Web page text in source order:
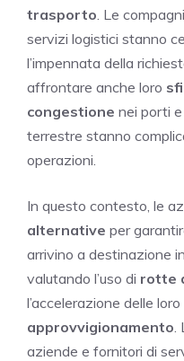
trasporto . Le
servizi logistici stanno
l’impennata della
affrontare anche loro
congestione nei porti e
terrestre stanno
operazioni.
In questo contesto, le
alternative per
arrivino a destinazione
valutando l’uso di rotte
l’accelerazione delle loro
approvvigionamento
aziende e fornitori di